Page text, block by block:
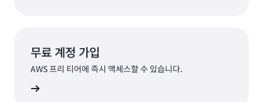
무료 계정 가입
AWS 프리 티어에 즉시 액세스할 수 있습니다.